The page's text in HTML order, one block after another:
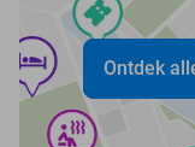
Ontdek